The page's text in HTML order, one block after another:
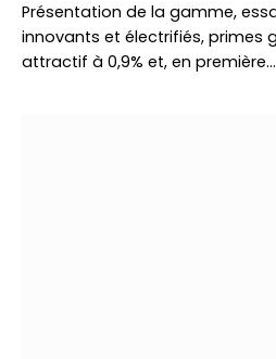
Présentation de la gamme,
innovants et électrifiés, primes
attractif à 0,9% et, en première…